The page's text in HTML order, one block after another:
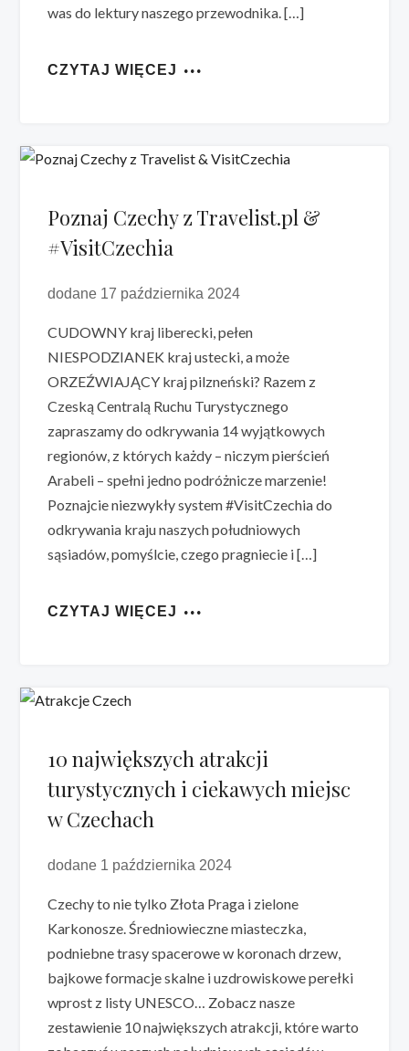
was do lektury naszego przewodnika. […]
CZYTAJ WIĘCEJ
Poznaj Czechy z Travelist.pl &
#VisitCzechia
dodane 17 października 2024
CUDOWNY kraj liberecki, pełen
NIESPODZIANEK kraj ustecki, a może
ORZEŹWIAJĄCY kraj pilzneński? Razem z
Czeską Centralą Ruchu Turystycznego
zapraszamy do odkrywania 14 wyjątkowych
regionów, z których każdy – niczym pierścień
Arabeli – spełni jedno podróżnicze marzenie!
Poznajcie niezwykły system #VisitCzechia do
odkrywania kraju naszych południowych
sąsiadów, pomyślcie, czego pragniecie i […]
CZYTAJ WIĘCEJ
10 największych atrakcji
turystycznych i ciekawych miejsc
w Czechach
dodane 1 października 2024
Czechy to nie tylko Złota Praga i zielone
Karkonosze. Średniowieczne miasteczka,
podniebne trasy spacerowe w koronach drzew,
bajkowe formacje skalne i uzdrowiskowe perełki
wprost z listy UNESCO… Zobacz nasze
zestawienie 10 największych atrakcji, które warto